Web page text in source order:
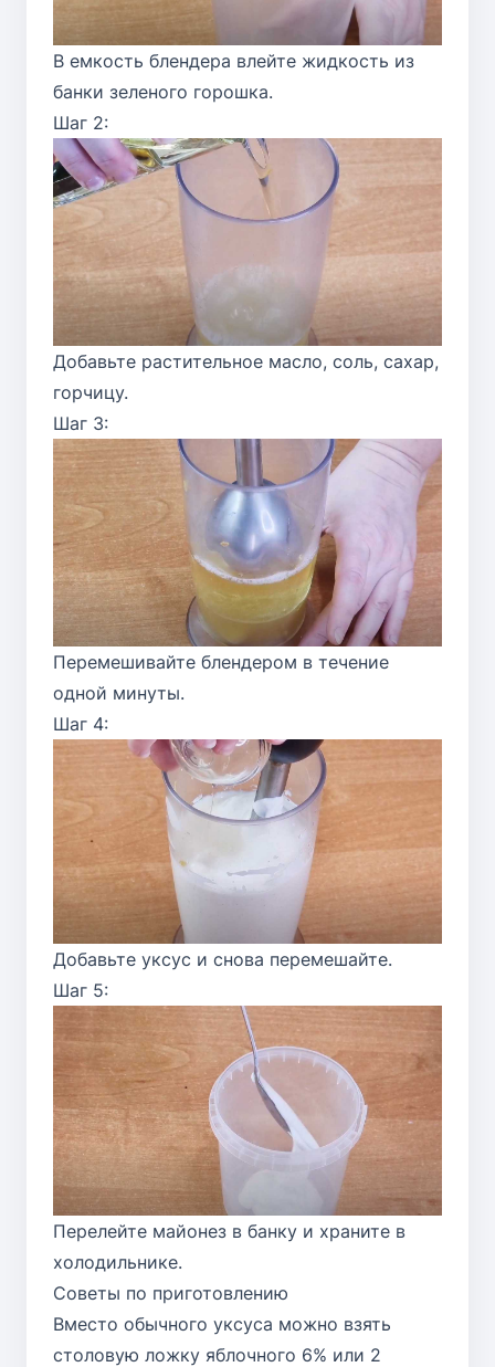
В емкость блендера влейте жидкость из
банки зеленого горошка.
Шаг 2:
Добавьте растительное масло, соль, сахар,
горчицу.
Шаг 3:
Перемешивайте блендером в течение
одной минуты.
Шаг 4:
Добавьте уксус и снова перемешайте.
Шаг 5:
Перелейте майонез в банку и храните в
холодильнике.
Советы по приготовлению
Вместо обычного уксуса можно взять
столовую ложку яблочного 6% или 2